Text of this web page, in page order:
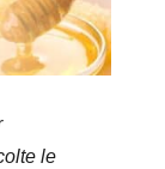
le